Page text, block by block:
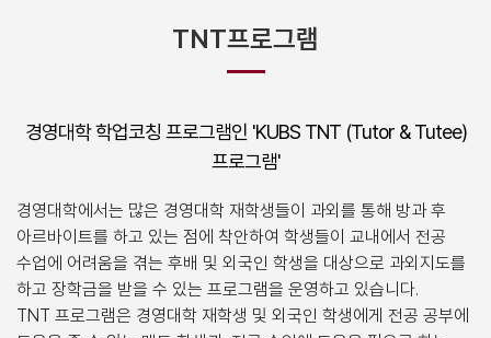
TNT프로그램
경영대학 학업코칭 프로그램인 'KUBS TNT (Tutor & Tutee)
프로그램'
경영대학에서는 많은 경영대학 재학생들이 과외를 통해 방과 후
아르바이트를 하고 있는 점에 착안하여 학생들이 교내에서 전공
수업에 어려움을 겪는 후배 및 외국인 학생을 대상으로 과외지도를
하고 장학금을 받을 수 있는 프로그램을 운영하고 있습니다.
TNT 프로그램은 경영대학 재학생 및 외국인 학생에게 전공 공부에